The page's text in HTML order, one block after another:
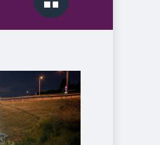
Overview